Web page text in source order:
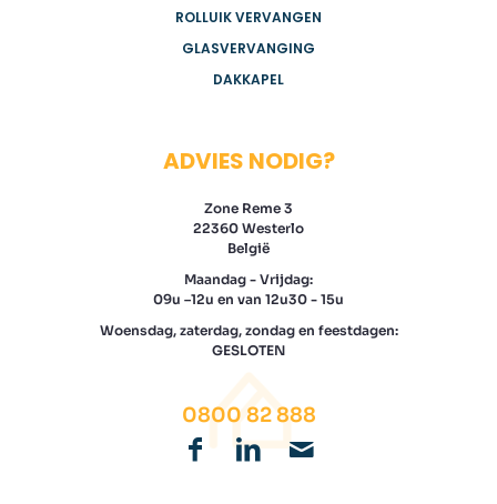
ROLLUIK VERVANGEN
GLASVERVANGING
DAKKAPEL
ADVIES NODIG?
Zone Reme 3
22360 Westerlo
België
Maandag - Vrijdag:
09u –12u en van 12u30 - 15u
Woensdag, zaterdag, zondag en feestdagen:
GESLOTEN
0800 82 888